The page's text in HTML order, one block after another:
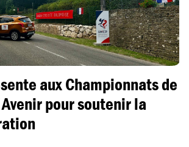
aux Championnats de
pour soutenir la